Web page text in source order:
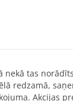
tas
redzamā,
Akcijas